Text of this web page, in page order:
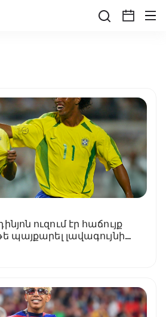
ուզում էր հաճույք
պայքարել լավագույնի